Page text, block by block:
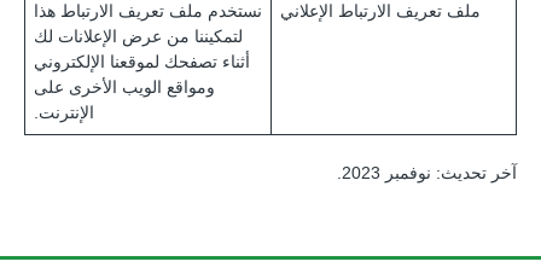
ملف تعريف الارتباط الإعلاني
نستخدم ملف تعريف الارتباط هذا
لتمكيننا من عرض الإعلانات لك
أثناء تصفحك لموقعنا الإلكتروني
ومواقع الويب الأخرى على
الإنترنت.
آخر تحديث: نوفمبر 2023.